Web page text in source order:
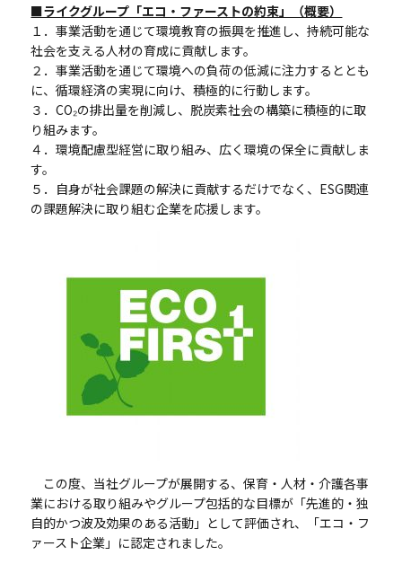
■ライクグループ「エコ・ファーストの約束」（概要）
１．事業活動を通じて環境教育の振興を推進し、持続可能な
社会を支える人材の育成に貢献します。
２．事業活動を通じて環境への負荷の低減に注力するととも
に、循環経済の実現に向け、積極的に行動します。
３．CO₂の排出量を削減し、脱炭素社会の構築に積極的に取
り組みます。
４．環境配慮型経営に取り組み、広く環境の保全に貢献しま
す。
５．自身が社会課題の解決に貢献するだけでなく、ESG関連
の課題解決に取り組む企業を応援します。
この度、当社グループが展開する、保育・人材・介護各事
業における取り組みやグループ包括的な目標が「先進的・独
自的かつ波及効果のある活動」として評価され、「エコ・フ
ァースト企業」に認定されました。